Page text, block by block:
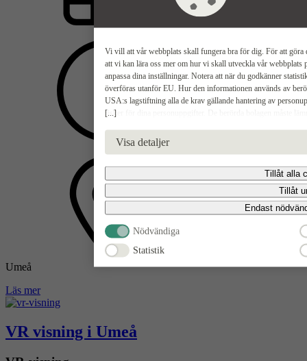
[...]
Vi vill att vår webbplats skall fungera bra för dig. För att
att vi kan lära oss mer om hur vi skall utveckla vår webbplats
anpassa dina inställningar. Notera att när du godkänner
överföras utanför EU. Hur den informationen används av
USA:s lagstiftning alla de krav gällande hantering av
risker för dina personuppgifter. De berörda bolagen måste
radering, gällande eventuella personuppgifter som de
godkänna statistik och marknadsförings-cookies nedan
Visa detaljer
Tillåt alla
Tillåt
Endast
Nödvändiga
Statistik
Mor Grethas väg 13,
Umeå
Läs mer
VR visning i Umeå